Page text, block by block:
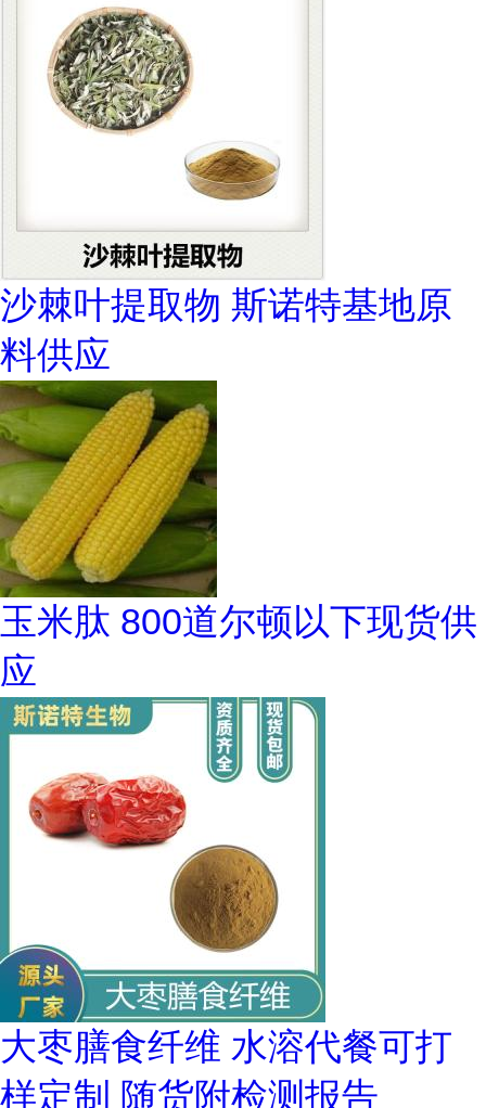
沙棘叶提取物 斯诺特基地原
料供应
玉米肽 800道尔顿以下现货供
应
大枣膳食纤维 水溶代餐可打
样定制 随货附检测报告